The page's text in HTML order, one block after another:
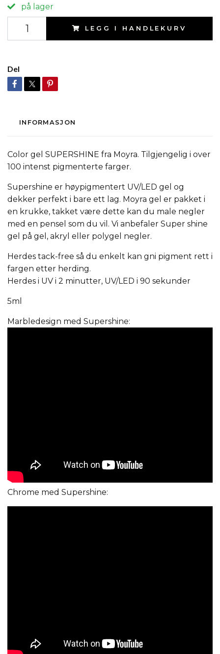
på lager
LEGG I HANDLEKURV
Del
INFORMASJON
Color gel SUPERSHINE fra Moyra. Tilgjengelig i over
100 intenst pigmenterte farger.
Supershine er høypigmentert UV/LED gel og
dekker perfekt i bare ett lag. Moyra gel er pakket i
en krukke, takket være dette kan du male negler
med en pensel som du vil. Vi anbefaler Super shine
gel på gel, akryl eller polygel negler.
Herdes tack-free så du enkelt kan gni pigment rett i
fargen etter herding.
Herdes i UV i 2 minutter, UV/LED i 90 sekunder
5ml
Marbledesign med Supershine:
Chrome med Supershine: